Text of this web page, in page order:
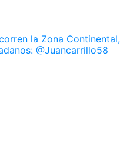
la Zona Continental,
@Juancarrillo58